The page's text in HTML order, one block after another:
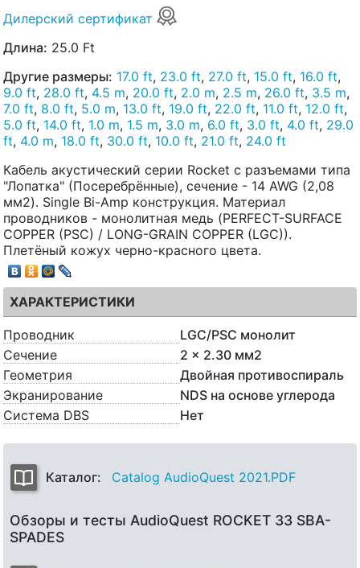
Дилерский сертификат
Длина: 25.0 Ft
Другие размеры: 17.0 ft, 23.0 ft, 27.0 ft, 15.0 ft, 16.0 ft,
9.0 ft, 28.0 ft, 4.5 m, 20.0 ft, 2.0 m, 2.5 m, 26.0 ft, 3.5 m,
7.0 ft, 8.0 ft, 5.0 m, 13.0 ft, 19.0 ft, 22.0 ft, 11.0 ft, 12.0 ft,
5.0 ft, 14.0 ft, 1.0 m, 1.5 m, 3.0 m, 6.0 ft, 3.0 ft, 4.0 ft, 29.0
ft, 4.0 m, 18.0 ft, 30.0 ft, 10.0 ft, 21.0 ft, 24.0 ft
Кабель акустический серии Rocket с разъемами типа
"Лопатка" (Посеребрённые), сечение - 14 AWG (2,08
мм2). Single Bi-Amp конструкция. Материал
проводников - монолитная медь (PERFECT-SURFACE
COPPER (PSC) / LONG-GRAIN COPPER (LGC)).
Плетёный кожух черно-красного цвета.
ХАРАКТЕРИСТИКИ
Проводник
LGC/PSC монолит
Сечение
2 x 2.30 мм2
Геометрия
Двойная противоспираль
Экранирование
NDS на основе углерода
Система DBS
Нет
Каталог: Catalog AudioQuest 2021.PDF
Обзоры и тесты AudioQuest ROCKET 33 SBA-
SPADES